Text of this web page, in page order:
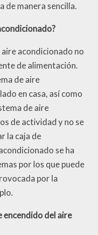
de manera sencilla.
acondicionado no
de alimentación.
de aire
en casa, así como
de aire
de actividad y no se
la caja de
se ha
por los que puede
por la
encendido del aire